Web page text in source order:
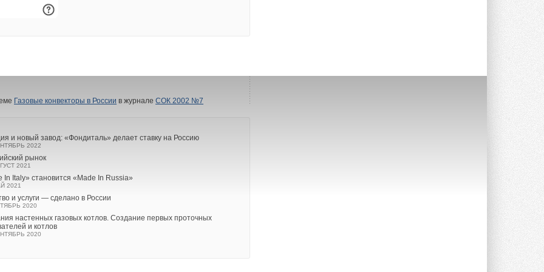
лучше решать, получив консультацию
Газовые конвекторы в России в журнале СОК 2002 №7
и новый завод: «Фондиталь» делает ставку на Россию
2022
рынок
2021
In Italy» становится «Made In Russia»
2021
и услуги — сделано в России
2020
настенных газовых котлов. Создание первых проточных
и котлов
2020